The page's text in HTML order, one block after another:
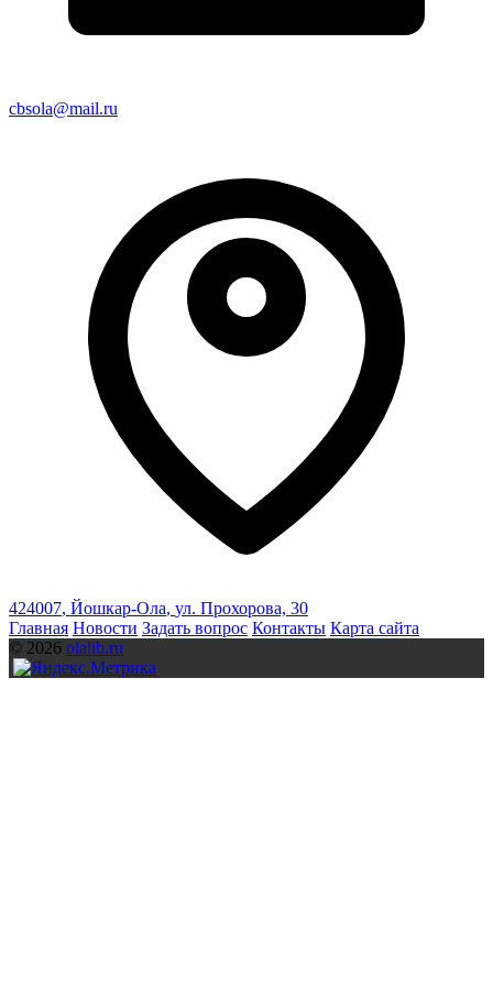
cbsola@mail.ru
424007, Йошкар-Ола, ул. Прохорова, 30
Главная Новости Задать вопрос Контакты Карта сайта
© 2026 olalib.ru